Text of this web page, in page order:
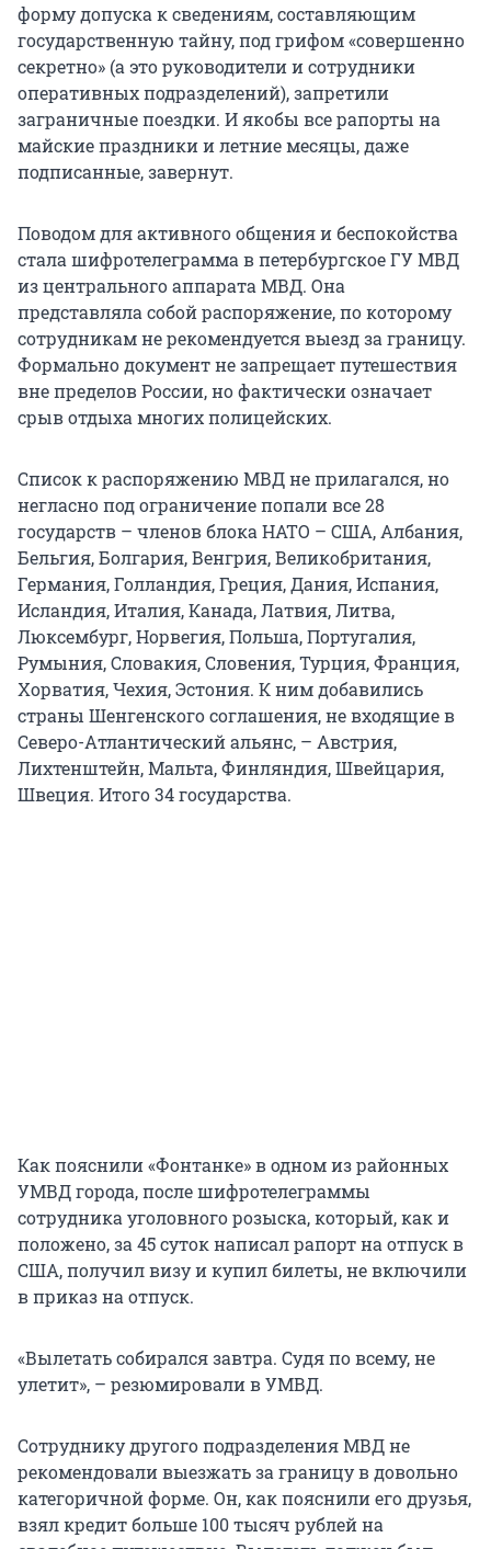
форму допуска к сведениям, составляющим
государственную тайну, под грифом «совершенно
секретно» (а это руководители и сотрудники
оперативных подразделений), запретили
заграничные поездки. И якобы все рапорты на
майские праздники и летние месяцы, даже
подписанные, завернут.
Поводом для активного общения и беспокойства
стала шифротелеграмма в петербургское ГУ МВД
из центрального аппарата МВД. Она
представляла собой распоряжение, по которому
сотрудникам не рекомендуется выезд за границу.
Формально документ не запрещает путешествия
вне пределов России, но фактически означает
срыв отдыха многих полицейских.
Список к распоряжению МВД не прилагался, но
негласно под ограничение попали все 28
государств – членов блока НАТО – США, Албания,
Бельгия, Болгария, Венгрия, Великобритания,
Германия, Голландия, Греция, Дания, Испания,
Исландия, Италия, Канада, Латвия, Литва,
Люксембург, Норвегия, Польша, Португалия,
Румыния, Словакия, Словения, Турция, Франция,
Хорватия, Чехия, Эстония. К ним добавились
страны Шенгенского соглашения, не входящие в
Северо-Атлантический альянс, – Австрия,
Лихтенштейн, Мальта, Финляндия, Швейцария,
Швеция. Итого 34 государства.
Как пояснили «Фонтанке» в одном из районных
УМВД города, после шифротелеграммы
сотрудника уголовного розыска, который, как и
положено, за 45 суток написал рапорт на отпуск в
США, получил визу и купил билеты, не включили
в приказ на отпуск.
«Вылетать собирался завтра. Судя по всему, не
улетит», – резюмировали в УМВД.
Сотруднику другого подразделения МВД не
рекомендовали выезжать за границу в довольно
категоричной форме. Он, как пояснили его друзья,
взял кредит больше 100 тысяч рублей на